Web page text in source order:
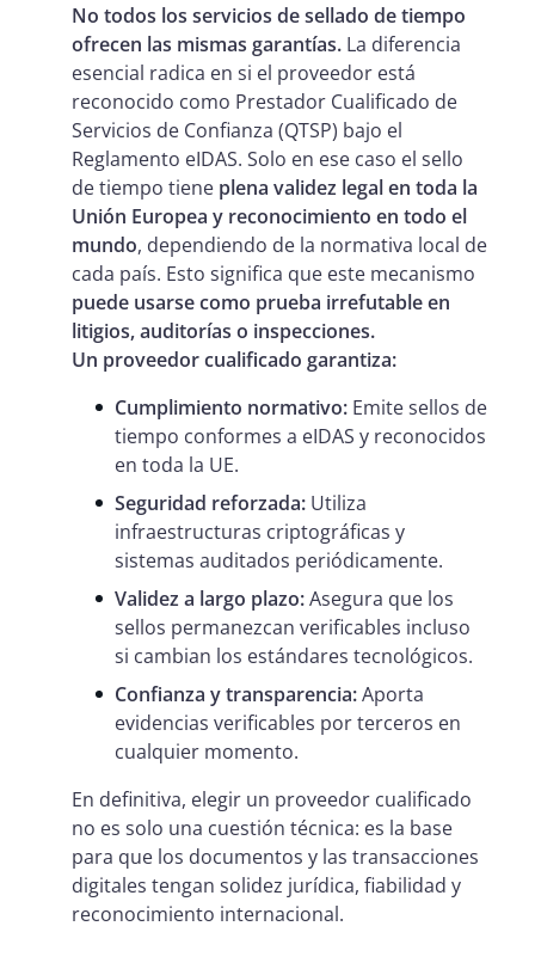
No todos los servicios de sellado de tiempo
ofrecen las mismas garantías. La diferencia
esencial radica en si el proveedor está
reconocido como Prestador Cualificado de
Servicios de Confianza (QTSP) bajo el
Reglamento eIDAS. Solo en ese caso el sello
de tiempo tiene plena validez legal en toda la
Unión Europea y reconocimiento en todo el
mundo, dependiendo de la normativa local de
cada país. Esto significa que este mecanismo
puede usarse como prueba irrefutable en
litigios, auditorías o inspecciones.
Un proveedor cualificado garantiza:
Cumplimiento normativo: Emite sellos de
tiempo conformes a eIDAS y reconocidos
en toda la UE.
Seguridad reforzada: Utiliza
infraestructuras criptográficas y
sistemas auditados periódicamente.
Validez a largo plazo:Asegura que los
sellos permanezcan verificables incluso
si cambian los estándares tecnológicos.
Confianza y transparencia:Aporta
evidencias verificables por terceros en
cualquier momento.
En definitiva, elegir un proveedor cualificado
no es solo una cuestión técnica: es la base
para que los documentos y las transacciones
digitales tengan solidez jurídica, fiabilidad y
reconocimiento internacional.